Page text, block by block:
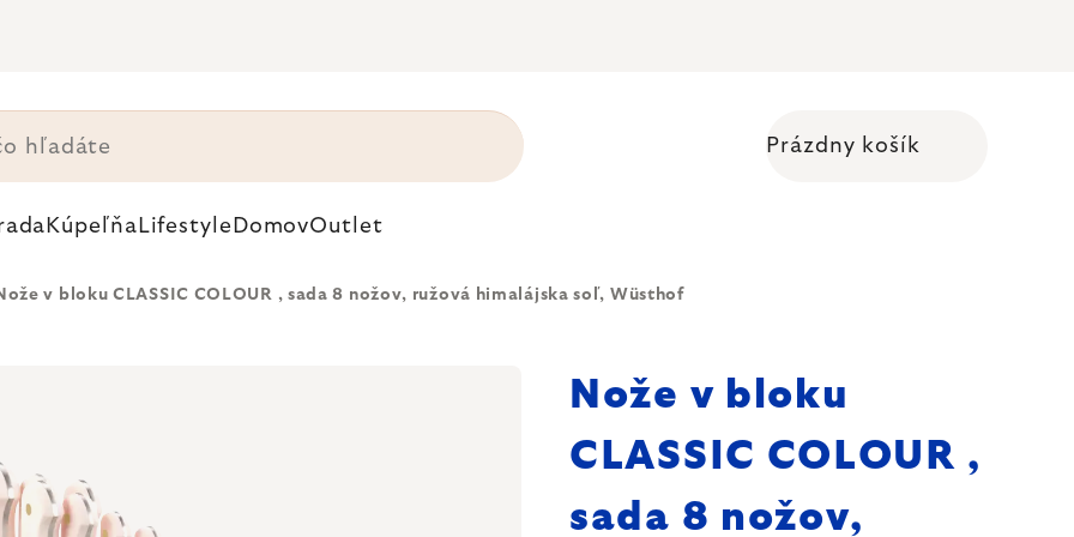
Prázdny košík
Kúpeľňa Lifestyle DomovOutlet
v bloku CLASSIC COLOUR , sada 8 nožov, ružová himalájska soľ, Wüsthof
Nože v bloku
CLASSIC COLOUR ,
sada 8 nožov,